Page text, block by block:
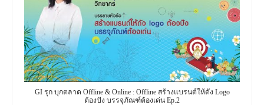
GI รุก บุกตลาด Offline & Online : Offline สร้างแบรนต์ให้ดัง Logo
ต้องปัง บรรจุภัณฑ์ต้องเด่น Ep.2